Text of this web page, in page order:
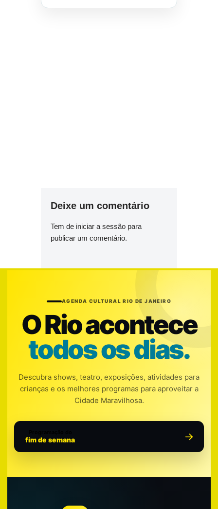
Deixe um comentário
Tem de iniciar a sessão para
publicar um comentário.
AGENDA CULTURAL RIO DE JANEIRO
O Rio acontece
todos os dias.
Descubra shows, teatro, exposições, atividades para
crianças e os melhores programas para aproveitar a
Cidade Maravilhosa.
fim de semana